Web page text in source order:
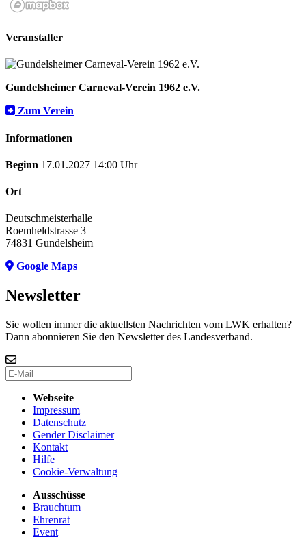
Veranstalter
Gundelsheimer Carneval-Verein 1962 e.V.
Zum Verein
Informationen
Beginn 17.01.2027 14:00 Uhr
Ort
Deutschmeisterhalle
Roemheldstrasse 3
74831 Gundelsheim
Google Maps
Newsletter
Sie wollen immer die aktuellsten Nachrichten vom LWK erhalten?
Dann abonnieren Sie den Newsletter des Landesverband.
Webseite
Impressum
Datenschutz
Gender Disclaimer
Kontakt
Hilfe
Cookie-Verwaltung
Ausschüsse
Brauchtum
Ehrenrat
Event